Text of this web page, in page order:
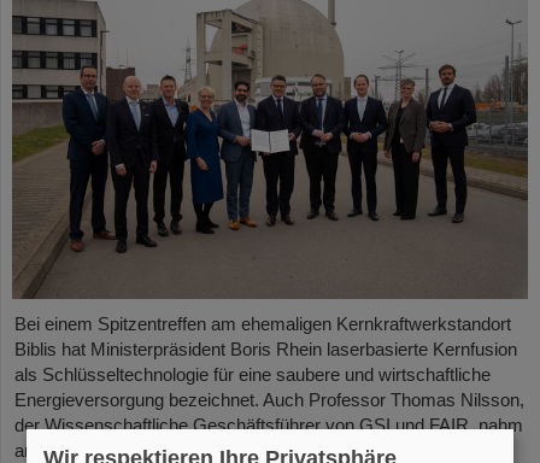
Bei einem Spitzentreffen am ehemaligen Kernkraftwerkstandort
Biblis hat Ministerpräsident Boris Rhein laserbasierte Kernfusion
als Schlüsseltechnologie für eine saubere und wirtschaftliche
Energieversorgung bezeichnet. Auch Professor Thomas Nilsson,
der Wissenschaftliche Geschäftsführer von GSI und FAIR, nahm
an dem Treffen teil und unterzeichnete gemeinsam mit
Wir respektieren Ihre Privatsphäre